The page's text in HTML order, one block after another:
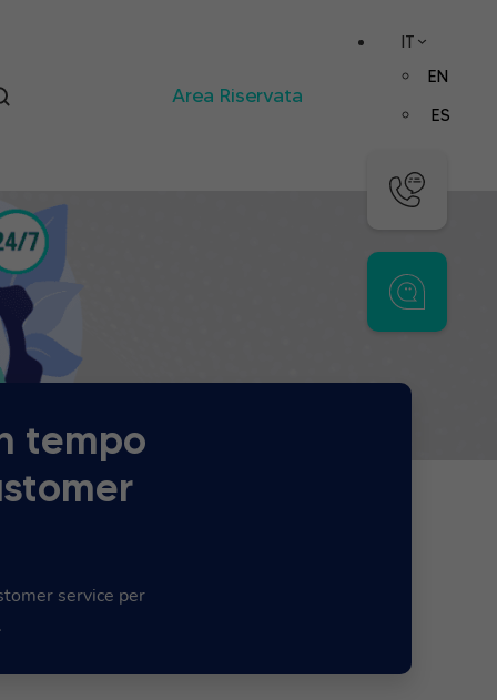
Area Riservata
IT
EN
ES
tempo
service per